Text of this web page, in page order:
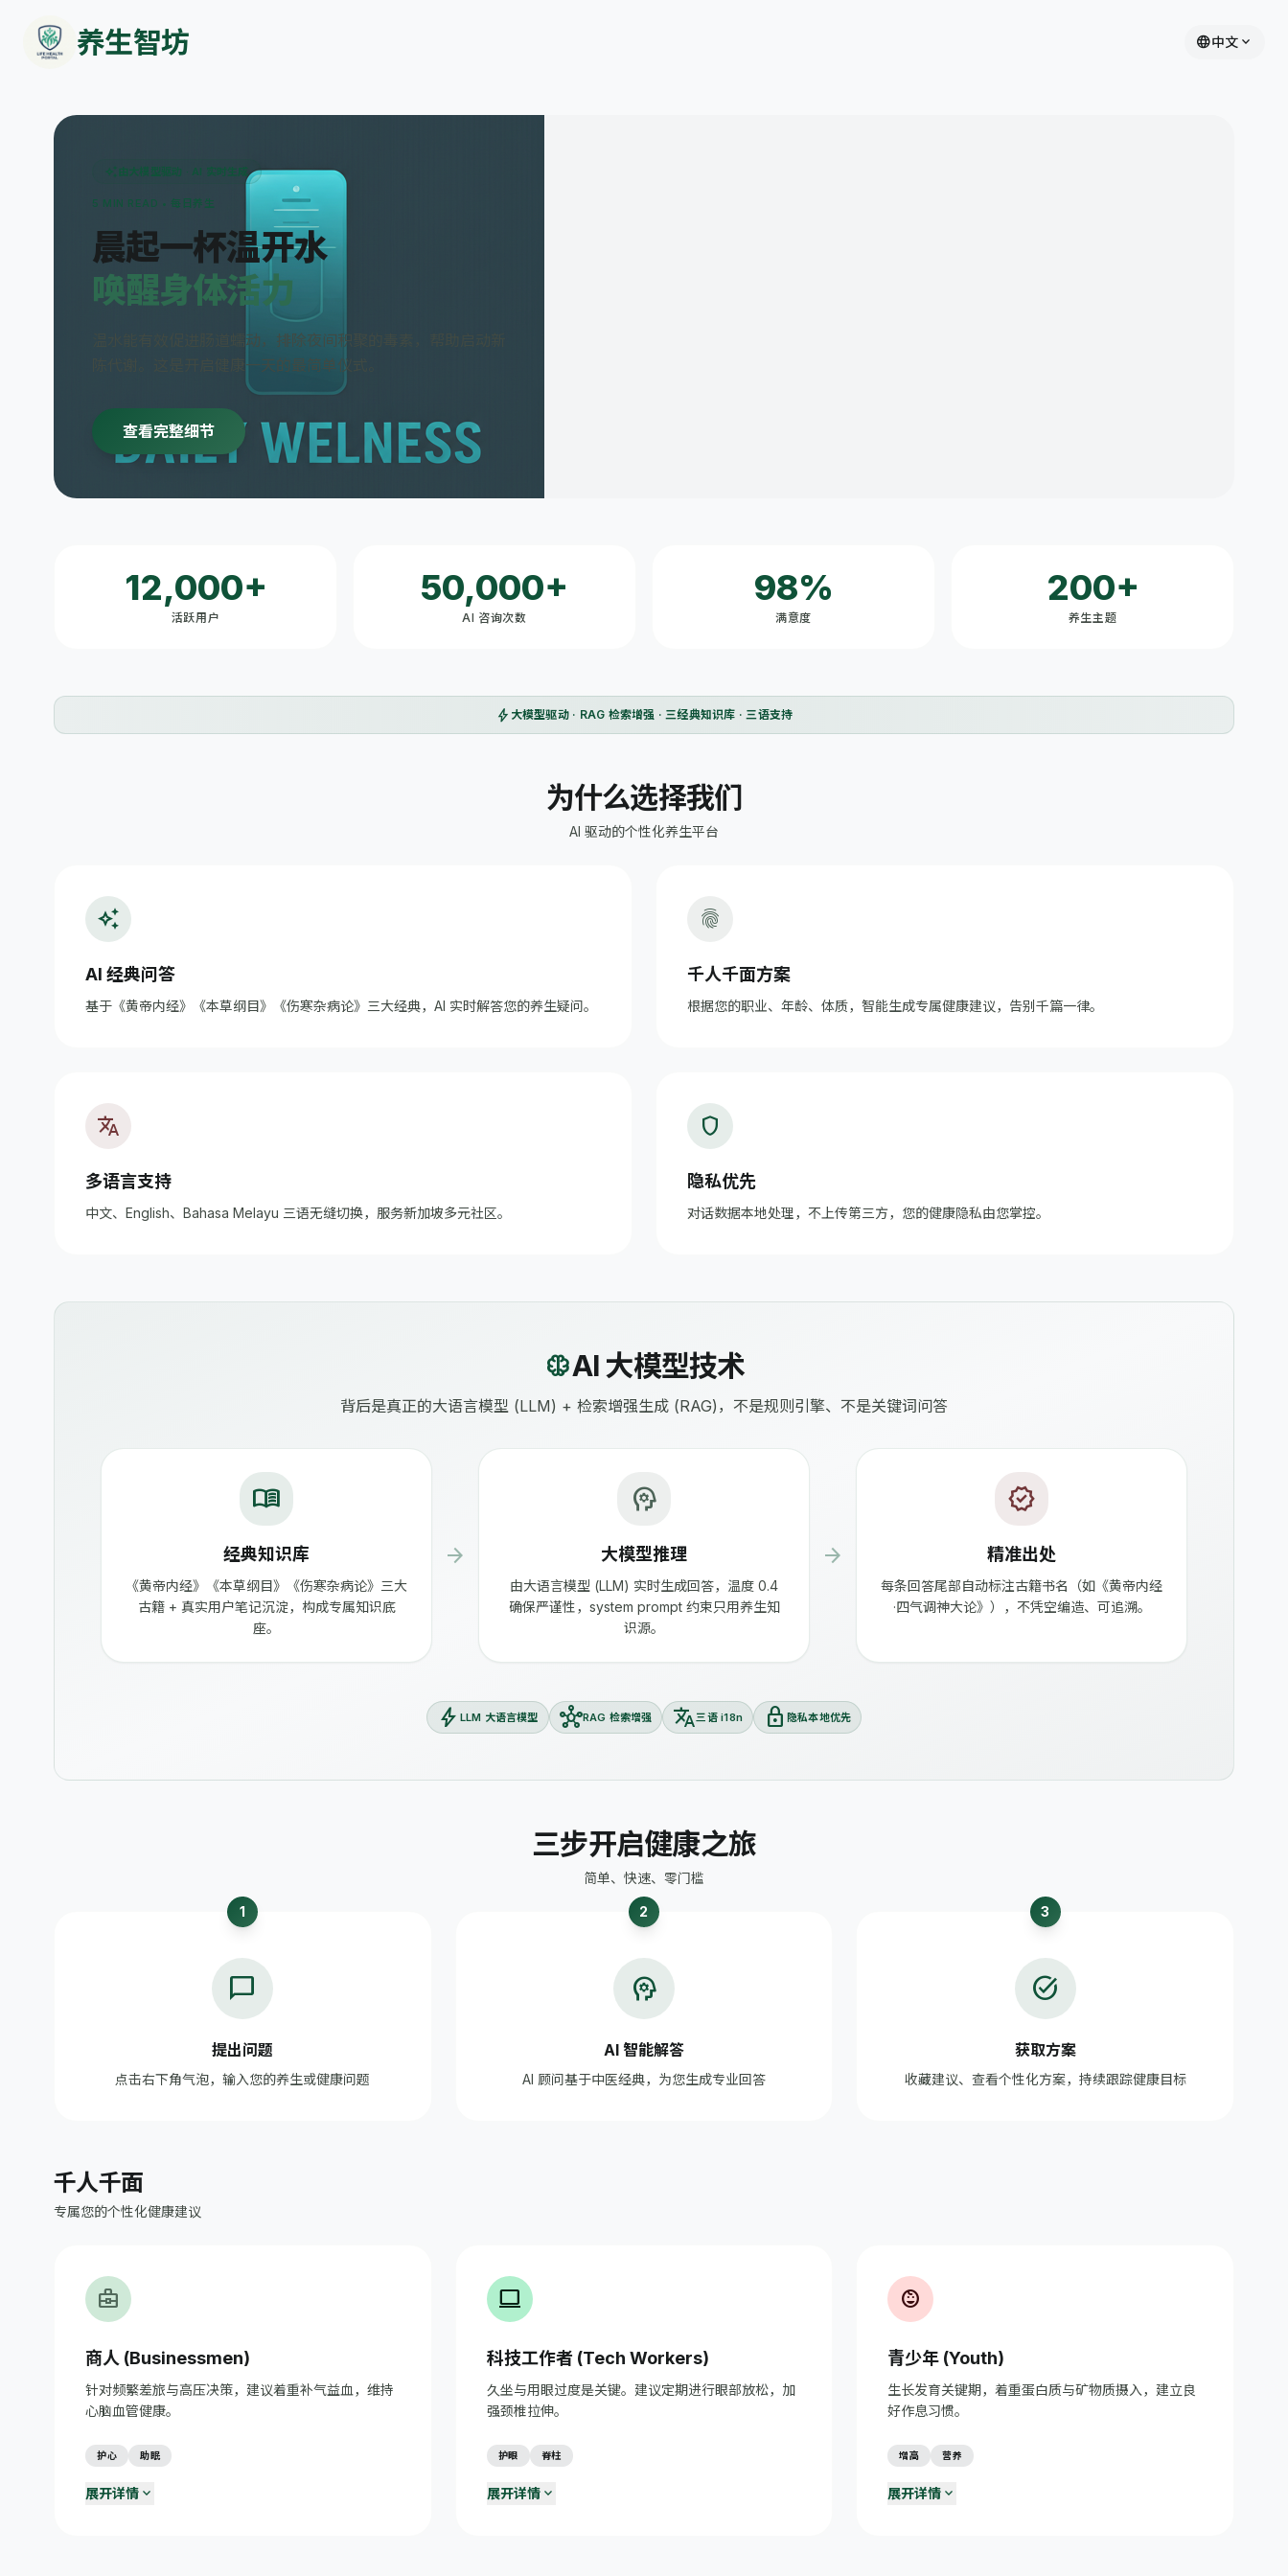
养生智坊 language中文 expand_more
auto_awesome 由大模型驱动 · AI 实时生成
5 MIN READ • 每日养生
晨起一杯温开水
唤醒身体活力
温水能有效促进肠道蠕动，排除夜间积聚的毒素，帮助启动新
陈代谢。这是开启健康一天的最简单仪式。
查看完整细节
12,000+
活跃用户
50,000+
AI 咨询次数
98%
满意度
200+
养生主题
bolt 大模型驱动 · RAG 检索增强 · 三经典知识库 · 三语支持
为什么选择我们
AI 驱动的个性化养生平台
auto_awesome
AI 经典问答
基于《黄帝内经》《本草纲目》《伤寒杂病论》三大经典，AI 实时解答您的养生疑问。
fingerprint
千人千面方案
根据您的职业、年龄、体质，智能生成专属健康建议，告别千篇一律。
translate
多语言支持
中文、English、Bahasa Melayu 三语无缝切换，服务新加坡多元社区。
shield
隐私优先
对话数据本地处理，不上传第三方，您的健康隐私由您掌控。
neurologyAI 大模型技术
背后是真正的大语言模型 (LLM) + 检索增强生成 (RAG)，不是规则引擎、不是关键词问答
menu_book
经典知识库
《黄帝内经》《本草纲目》《伤寒杂病论》三大
古籍 + 真实用户笔记沉淀，构成专属知识底
座。
arrow_forward
psychology
大模型推理
由大语言模型 (LLM) 实时生成回答，温度 0.4
确保严谨性，system prompt 约束只用养生知
识源。
arrow_forward
verified
精准出处
每条回答尾部自动标注古籍书名（如《黄帝内经
·四气调神大论》），不凭空编造、可追溯。
bolt LLM 大语言模型 hubRAG 检索增强 translate三语 i18n lock 隐私本地优先
三步开启健康之旅
简单、快速、零门槛
1
chat_bubble
提出问题
点击右下角气泡，输入您的养生或健康问题
2
psychology
AI 智能解答
AI 顾问基于中医经典，为您生成专业回答
3
task_alt
获取方案
收藏建议、查看个性化方案，持续跟踪健康目标
千人千面
专属您的个性化健康建议
business_center
商人 (Businessmen)
针对频繁差旅与高压决策，建议着重补气益血，维持
心脑血管健康。
护心 助眠
restaurant商务应酬健康饮食
展开详情 expand_more
computer
科技工作者 (Tech Workers)
久坐与用眼过度是关键。建议定期进行眼部放松，加
强颈椎拉伸。
护眼 脊柱
visibility20-20-20 护眼法则
展开详情expand_more
child_care
青少年 (Youth)
生长发育关键期，着重蛋白质与矿物质摄入，建立良
好作息习惯。
增高 营养
menu_book学习与休息平衡
展开详情 expand_more